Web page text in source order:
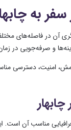
به
در فاصله‌های
و صرفه‌جویی در
امنیت، دسترسی
مناسب آن است.